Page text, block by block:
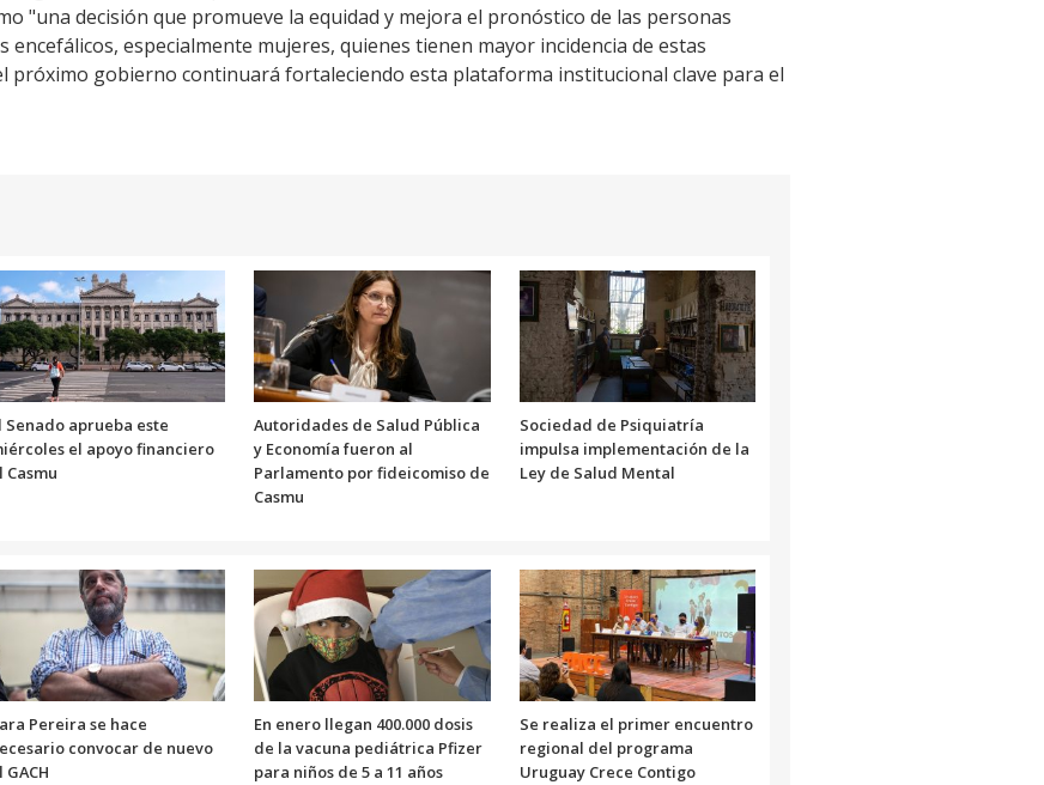
"una decisión que promueve la equidad y mejora el pronóstico de las personas
encefálicos, especialmente mujeres, quienes tienen mayor incidencia de estas
próximo gobierno continuará fortaleciendo esta plataforma institucional clave para el
Senado aprueba este
el apoyo financiero
Casmu
Autoridades de Salud Pública
y Economía fueron al
Parlamento por fideicomiso de
Casmu
Sociedad de Psiquiatría
impulsa implementación de la
Ley de Salud Mental
Pereira se hace
convocar de nuevo
GACH
En enero llegan 400.000 dosis
de la vacuna pediátrica Pfizer
para niños de 5 a 11 años
Se realiza el primer encuentro
regional del programa
Uruguay Crece Contigo